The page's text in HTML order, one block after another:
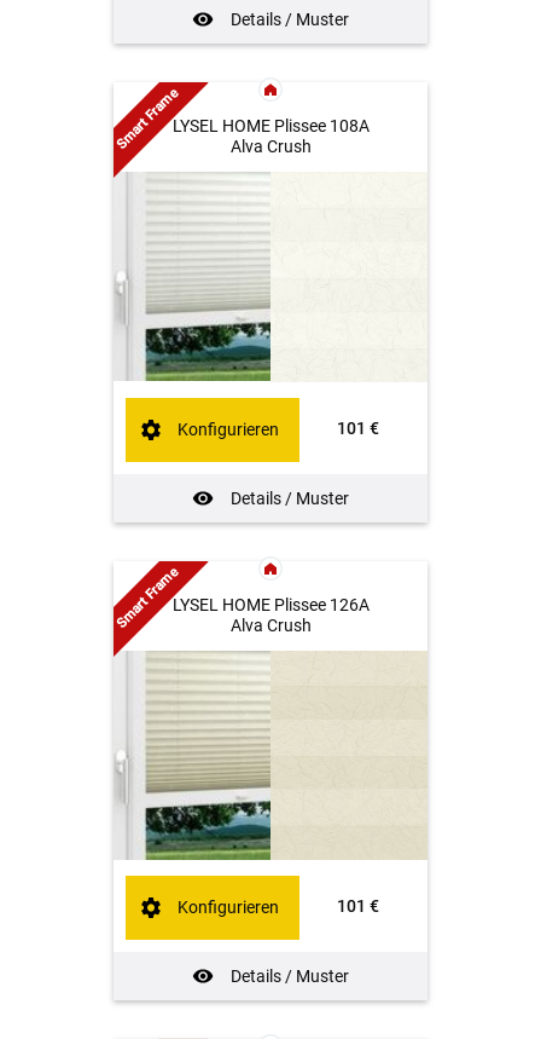
Details / Muster
LYSEL HOME Plissee 108A
Alva Crush
101 €
Details / Muster
Konfigurieren
Smart Frame
LYSEL HOME Plissee 126A
Alva Crush
101 €
Details / Muster
Konfigurieren
Smart Frame